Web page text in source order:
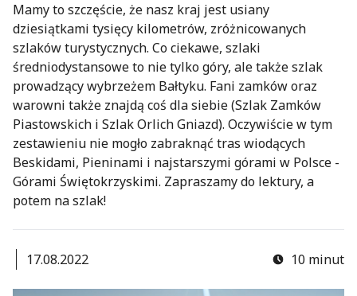
Mamy to szczęście, że nasz kraj jest usiany
dziesiątkami tysięcy kilometrów, zróżnicowanych
szlaków turystycznych. Co ciekawe, szlaki
średniodystansowe to nie tylko góry, ale także szlak
prowadzący wybrzeżem Bałtyku. Fani zamków oraz
warowni także znajdą coś dla siebie (Szlak Zamków
Piastowskich i Szlak Orlich Gniazd). Oczywiście w tym
zestawieniu nie mogło zabraknąć tras wiodących
Beskidami, Pieninami i najstarszymi górami w Polsce -
Górami Świętokrzyskimi. Zapraszamy do lektury, a
potem na szlak!
17.08.2022 10 minut